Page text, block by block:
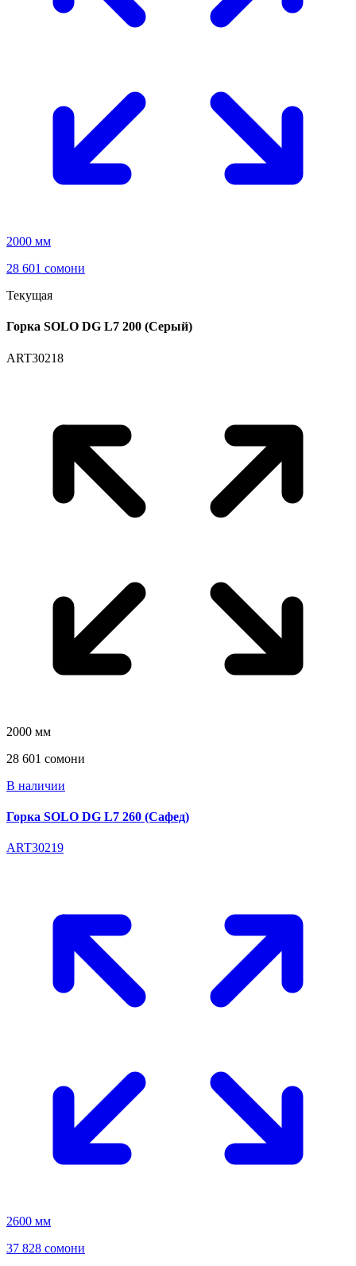
2000 мм
28 601 сомони
Текущая
Горка SOLO DG L7 200 (Серый)
ART30218
2000 мм
28 601 сомони
В наличии
Горка SOLO DG L7 260 (Сафед)
ART30219
2600 мм
37 828 сомони